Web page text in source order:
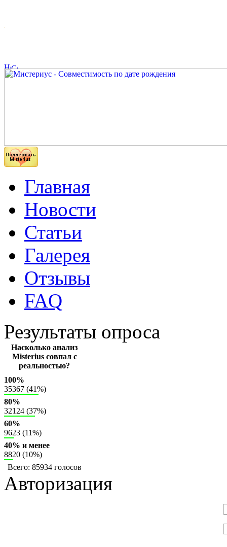
Главная
Новости
Статьи
Галерея
Отзывы
FAQ
Результаты опроса
Насколько анализ
Misterius совпал с
реальностью?
100%
35367 (41%)
80%
32124 (37%)
60%
9623 (11%)
40% и менее
8820 (10%)
Всего: 85934 голосов
Авторизация